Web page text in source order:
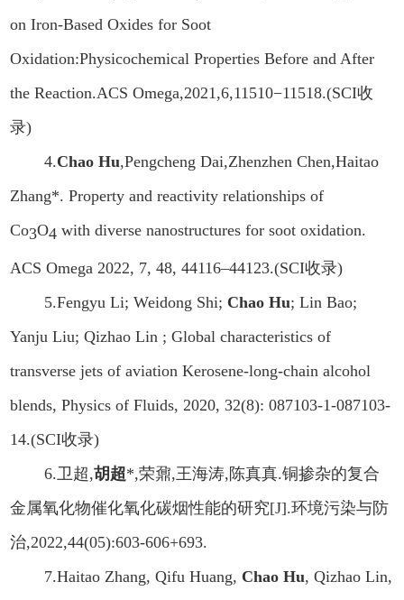
on Iron-Based Oxides for Soot
Oxidation:Physicochemical Properties Before and After
the Reaction.ACS Omega,2021,6,11510−11518.(SCI收
录)
4.Chao Hu,Pengcheng Dai,Zhenzhen Chen,Haitao
Zhang*. Property and reactivity relationships of
Co3O4 with diverse nanostructures for soot oxidation.
ACS Omega 2022, 7, 48, 44116–44123.(SCI收录)
5.Fengyu Li; Weidong Shi; Chao Hu; Lin Bao;
Yanju Liu; Qizhao Lin ; Global characteristics of
transverse jets of aviation Kerosene-long-chain alcohol
blends, Physics of Fluids, 2020, 32(8): 087103-1-087103-
14.(SCI收录)
6.卫超,胡超*,荣鼐,王海涛, 陈真真.铜掺杂的复合
金属氧化物催化氧化碳烟性能的研究[J].环境污染与防
治,2022,44(05):603-606+693.
7.Haitao Zhang, Qifu Huang, Chao Hu, Qizhao Lin,